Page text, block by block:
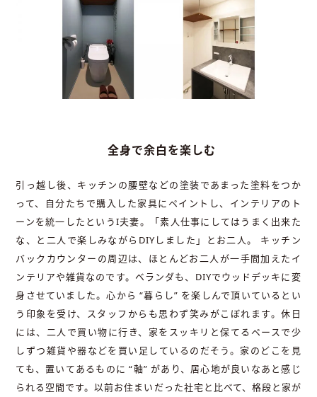
全身で余白を楽しむ
引っ越し後、キッチンの腰壁などの塗装であまった塗料をつか
って、自分たちで購入した家具にペイントし、インテリアのト
ーンを統一したというI夫妻。「素人仕事にしてはうまく出来た
な、と二人で楽しみながらDIYしました」とお二人。 キッチン
バックカウンターの周辺は、ほとんどお二人が一手間加えたイ
ンテリアや雑貨なのです。ベランダも、DIYでウッドデッキに変
身させていました。心から “暮らし” を楽しんで頂いているとい
う印象を受け、スタッフからも思わず笑みがこぼれます。休日
には、二人で買い物に行き、家をスッキリと保てるペースで少
しずつ雑貨や器などを買い足しているのだそう。家のどこを見
ても、置いてあるものに “軸” があり、居心地が良いなあと感じ
られる空間です。以前お住まいだった社宅と比べて、格段と家が